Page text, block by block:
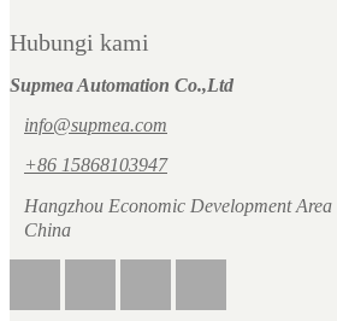
Hubungi kami
Supmea Automation Co.,Ltd
info@supmea.com
+86 15868103947
Hangzhou Economic Development
China